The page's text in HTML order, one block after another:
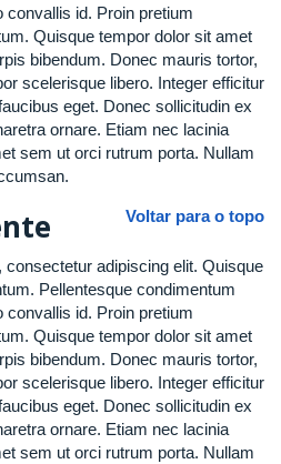
convallis id. Proin pretium
Quisque tempor dolor sit amet
bibendum. Donec mauris tortor,
scelerisque libero. Integer efficitur
eget. Donec sollicitudin ex
ornare. Etiam nec lacinia
sem ut orci rutrum porta. Nullam
Voltar para o topo
adipiscing elit. Quisque
Pellentesque condimentum
convallis id. Proin pretium
Quisque tempor dolor sit amet
bibendum. Donec mauris tortor,
scelerisque libero. Integer efficitur
eget. Donec sollicitudin ex
ornare. Etiam nec lacinia
sem ut orci rutrum porta. Nullam